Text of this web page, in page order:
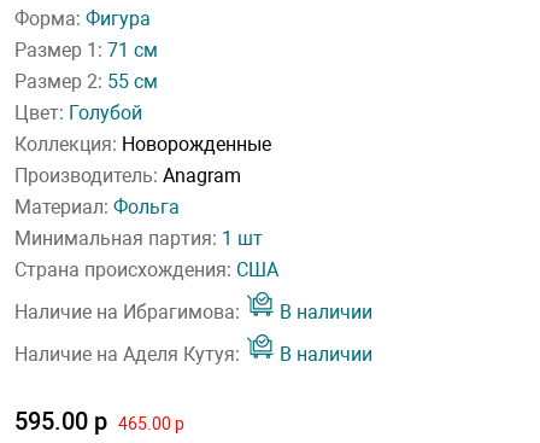
Форма: Фигура
Размер 1: 71 см
Размер 2: 55 см
Цвет: Голубой
Коллекция: Новорожденные
Производитель: Anagram
Материал: Фольга
Минимальная партия: 1 шт
Страна происхождения: США
Наличие на Ибрагимова:
В наличии
Наличие на Аделя Кутуя:
В наличии
595.00 р 465.00 р